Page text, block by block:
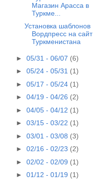
Магазин Арасса в
Туркме...
Установка шаблонов
Вордпресс на сайт
Туркменистана
► 05/31 - 06/07 (6)
► 05/24 - 05/31 (1)
► 05/17 - 05/24 (1)
► 04/19 - 04/26 (2)
► 04/05 - 04/12 (1)
► 03/15 - 03/22 (1)
► 03/01 - 03/08 (3)
► 02/16 - 02/23 (2)
► 02/02 - 02/09 (1)
► 01/12 - 01/19 (1)